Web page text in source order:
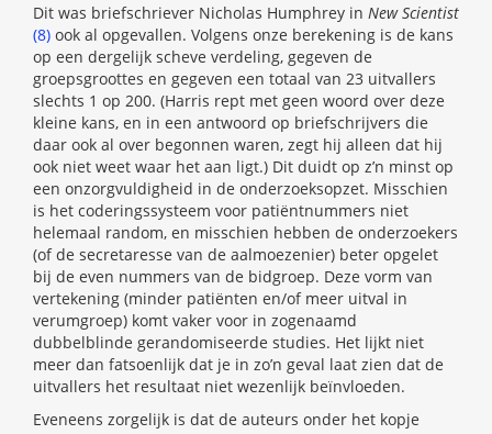
Dit was briefschriever Nicholas Humphrey in New Scientist
(8) ook al opgevallen. Volgens onze berekening is de kans
op een dergelijk scheve verdeling, gegeven de
groepsgroottes en gegeven een totaal van 23 uitvallers
slechts 1 op 200. (Harris rept met geen woord over deze
kleine kans, en in een antwoord op briefschrijvers die
daar ook al over begonnen waren, zegt hij alleen dat hij
ook niet weet waar het aan ligt.) Dit duidt op z’n minst op
een onzorgvuldigheid in de onderzoeksopzet. Misschien
is het coderingssysteem voor patiëntnummers niet
helemaal random, en misschien hebben de onderzoekers
(of de secretaresse van de aalmoezenier) beter opgelet
bij de even nummers van de bidgroep. Deze vorm van
vertekening (minder patiënten en/of meer uitval in
verumgroep) komt vaker voor in zogenaamd
dubbelblinde gerandomiseerde studies. Het lijkt niet
meer dan fatsoenlijk dat je in zo’n geval laat zien dat de
uitvallers het resultaat niet wezenlijk beïnvloeden.
Eveneens zorgelijk is dat de auteurs onder het kopje